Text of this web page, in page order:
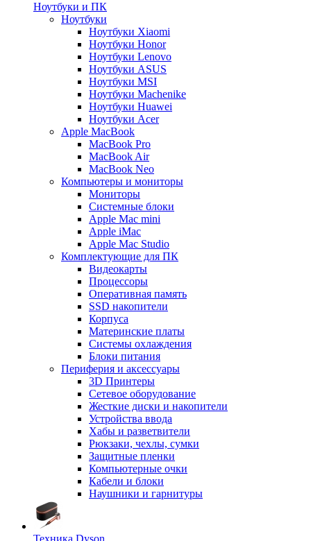
Ноутбуки и ПК
Ноутбуки
Ноутбуки Xiaomi
Ноутбуки Honor
Ноутбуки Lenovo
Ноутбуки ASUS
Ноутбуки MSI
Ноутбуки Machenike
Ноутбуки Huawei
Ноутбуки Acer
Apple MacBook
MacBook Pro
MacBook Air
MacBook Neo
Компьютеры и мониторы
Мониторы
Системные блоки
Apple Mac mini
Apple iMac
Apple Mac Studio
Комплектующие для ПК
Видеокарты
Процессоры
Оперативная память
SSD накопители
Корпуса
Материнские платы
Системы охлаждения
Блоки питания
Периферия и аксессуары
3D Принтеры
Сетевое оборудование
Жесткие диски и накопители
Устройства ввода
Хабы и разветвители
Рюкзаки, чехлы, сумки
Защитные пленки
Компьютерные очки
Кабели и блоки
Наушники и гарнитуры
Техника Dyson